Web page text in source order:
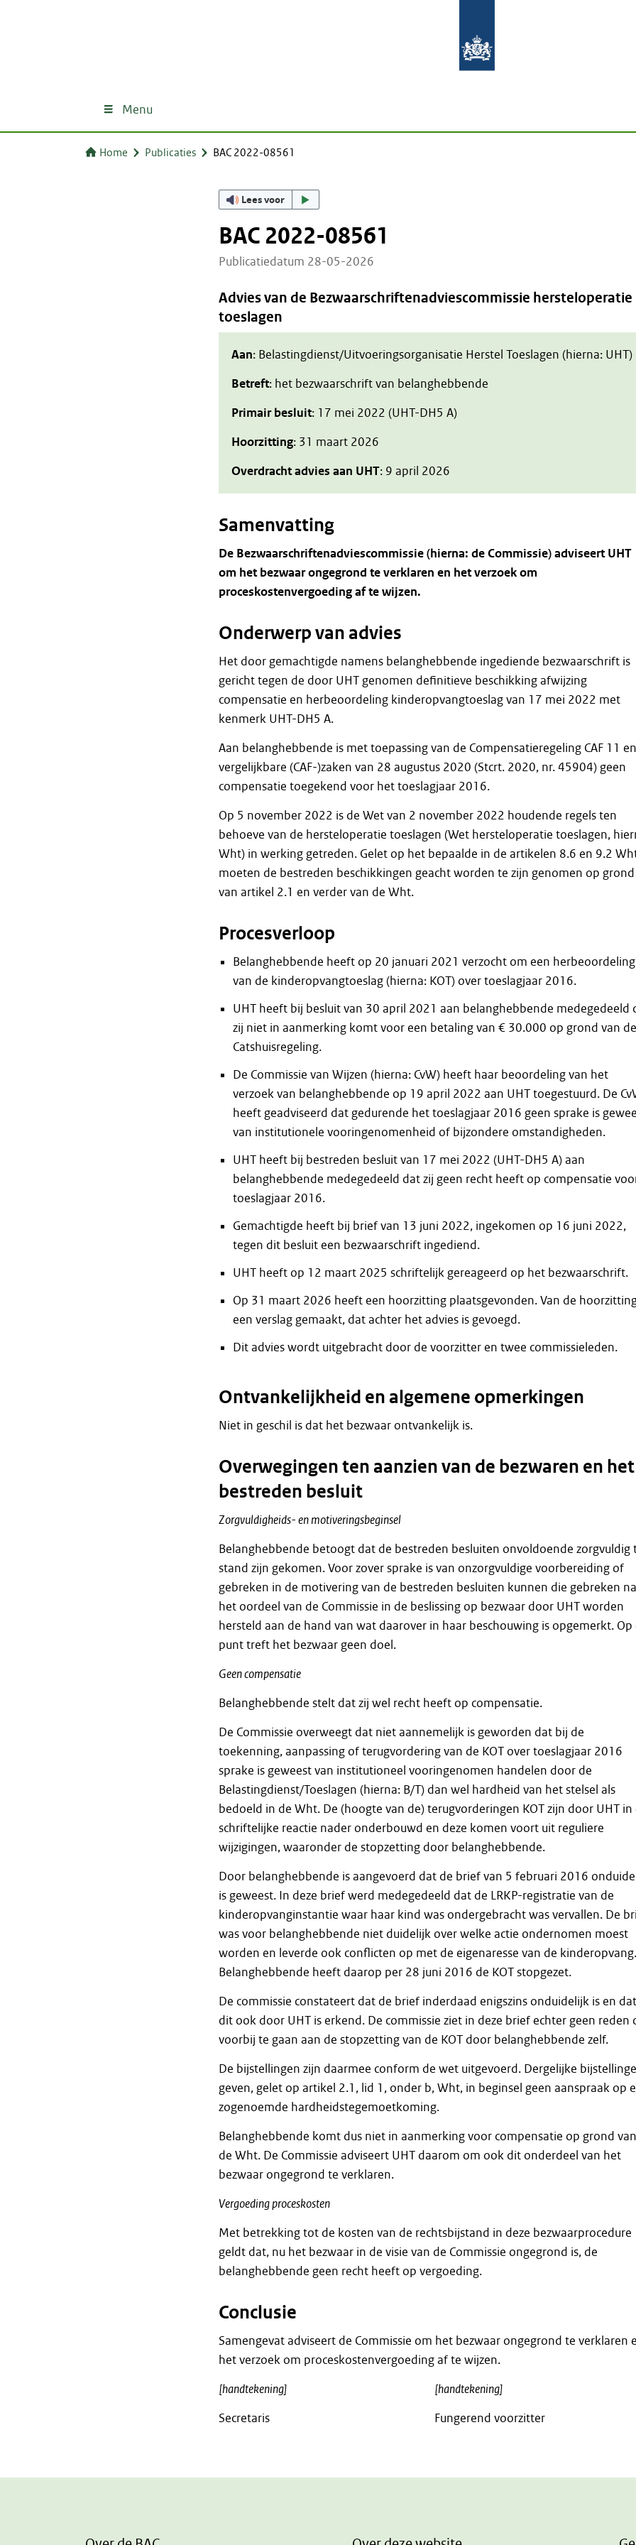
Menu
Home Publicaties BAC 2022-08561
Lees voor
BAC 2022-08561
Publicatiedatum 28-05-2026
Advies van de Bezwaarschriftenadviescommissie hersteloperatie
toeslagen
Aan: Belastingdienst/Uitvoeringsorganisatie Herstel Toeslagen (hierna: UHT)
Betreft: het bezwaarschrift van belanghebbende
Primair besluit: 17 mei 2022 (UHT-DH5 A)
Hoorzitting: 31 maart 2026
Overdracht advies aan UHT: 9 april 2026
Samenvatting
De Bezwaarschriftenadviescommissie (hierna: de Commissie) adviseert UHT
om het bezwaar ongegrond te verklaren en het verzoek om
proceskostenvergoeding af te wijzen.
Onderwerp van advies
Het door gemachtigde namens belanghebbende ingediende bezwaarschrift is
gericht tegen de door UHT genomen definitieve beschikking afwijzing
compensatie en herbeoordeling kinderopvangtoeslag van 17 mei 2022 met
kenmerk UHT-DH5 A.
Aan belanghebbende is met toepassing van de Compensatieregeling CAF 11 en
vergelijkbare (CAF-)zaken van 28 augustus 2020 (Stcrt. 2020, nr. 45904) geen
compensatie toegekend voor het toeslagjaar 2016.
Op 5 november 2022 is de Wet van 2 november 2022 houdende regels ten
behoeve van de hersteloperatie toeslagen (Wet hersteloperatie toeslagen,
Wht) in werking getreden. Gelet op het bepaalde in de artikelen 8.6 en 9.2
moeten de bestreden beschikkingen geacht worden te zijn genomen op grond
van artikel 2.1 en verder van de Wht.
Procesverloop
Belanghebbende heeft op 20 januari 2021 verzocht om een herbeoordeling
van de kinderopvangtoeslag (hierna: KOT) over toeslagjaar 2016.
UHT heeft bij besluit van 30 april 2021 aan belanghebbende medegedeeld
zij niet in aanmerking komt voor een betaling van € 30.000 op grond van de
Catshuisregeling.
De Commissie van Wijzen (hierna: CvW) heeft haar beoordeling van het
verzoek van belanghebbende op 19 april 2022 aan UHT toegestuurd. De
heeft geadviseerd dat gedurende het toeslagjaar 2016 geen sprake is
van institutionele vooringenomenheid of bijzondere omstandigheden.
UHT heeft bij bestreden besluit van 17 mei 2022 (UHT-DH5 A) aan
belanghebbende medegedeeld dat zij geen recht heeft op compensatie
toeslagjaar 2016.
Gemachtigde heeft bij brief van 13 juni 2022, ingekomen op 16 juni 2022,
tegen dit besluit een bezwaarschrift ingediend.
UHT heeft op 12 maart 2025 schriftelijk gereageerd op het bezwaarschrift.
Op 31 maart 2026 heeft een hoorzitting plaatsgevonden. Van de
een verslag gemaakt, dat achter het advies is gevoegd.
Dit advies wordt uitgebracht door de voorzitter en twee commissieleden.
Ontvankelijkheid en algemene opmerkingen
Niet in geschil is dat het bezwaar ontvankelijk is.
Overwegingen ten aanzien van de bezwaren en het
bestreden besluit
Zorgvuldigheids- en motiveringsbeginsel
Belanghebbende betoogt dat de bestreden besluiten onvoldoende zorgvuldig
stand zijn gekomen. Voor zover sprake is van onzorgvuldige voorbereiding of
gebreken in de motivering van de bestreden besluiten kunnen die gebreken
het oordeel van de Commissie in de beslissing op bezwaar door UHT worden
hersteld aan de hand van wat daarover in haar beschouwing is opgemerkt.
punt treft het bezwaar geen doel.
Geen compensatie
Belanghebbende stelt dat zij wel recht heeft op compensatie.
De Commissie overweegt dat niet aannemelijk is geworden dat bij de
toekenning, aanpassing of terugvordering van de KOT over toeslagjaar 2016
sprake is geweest van institutioneel vooringenomen handelen door de
Belastingdienst/Toeslagen (hierna: B/T) dan wel hardheid van het stelsel als
bedoeld in de Wht. De (hoogte van de) terugvorderingen KOT zijn door UHT in
schriftelijke reactie nader onderbouwd en deze komen voort uit reguliere
wijzigingen, waaronder de stopzetting door belanghebbende.
Door belanghebbende is aangevoerd dat de brief van 5 februari 2016
is geweest. In deze brief werd medegedeeld dat de LRKP-registratie van de
kinderopvanginstantie waar haar kind was ondergebracht was vervallen. De
was voor belanghebbende niet duidelijk over welke actie ondernomen moest
worden en leverde ook conflicten op met de eigenaresse van de kinderopvang.
Belanghebbende heeft daarop per 28 juni 2016 de KOT stopgezet.
De commissie constateert dat de brief inderdaad enigszins onduidelijk is en dat
dit ook door UHT is erkend. De commissie ziet in deze brief echter geen reden
voorbij te gaan aan de stopzetting van de KOT door belanghebbende zelf.
De bijstellingen zijn daarmee conform de wet uitgevoerd. Dergelijke
geven, gelet op artikel 2.1, lid 1, onder b, Wht, in beginsel geen aanspraak op
zogenoemde hardheidstegemoetkoming.
Belanghebbende komt dus niet in aanmerking voor compensatie op grond van
de Wht. De Commissie adviseert UHT daarom om ook dit onderdeel van het
bezwaar ongegrond te verklaren.
Vergoeding proceskosten
Met betrekking tot de kosten van de rechtsbijstand in deze bezwaarprocedure
geldt dat, nu het bezwaar in de visie van de Commissie ongegrond is, de
belanghebbende geen recht heeft op vergoeding.
Conclusie
Samengevat adviseert de Commissie om het bezwaar ongegrond te verklaren
het verzoek om proceskostenvergoeding af te wijzen.
[handtekening]
Secretaris
[handtekening]
Fungerend voorzitter